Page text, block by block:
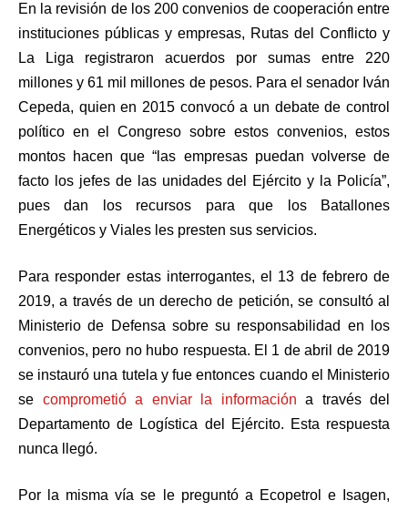
En la revisión de los 200 convenios de cooperación entre
instituciones públicas y empresas, Rutas del Conflicto y
La Liga registraron acuerdos por sumas entre 220
millones y 61 mil millones de pesos. Para el senador Iván
Cepeda, quien en 2015 convocó a un debate de control
político en el Congreso sobre estos convenios, estos
montos hacen que “las empresas puedan volverse de
facto los jefes de las unidades del Ejército y la Policía”,
pues dan los recursos para que los Batallones
Energéticos y Viales les presten sus servicios.
Para responder estas interrogantes, el 13 de febrero de
2019, a través de un derecho de petición, se consultó al
Ministerio de Defensa sobre su responsabilidad en los
convenios, pero no hubo respuesta. El 1 de abril de 2019
se instauró una tutela y fue entonces cuando el Ministerio
se comprometió a enviar la información a través del
Departamento de Logística del Ejército. Esta respuesta
nunca llegó.
Por la misma vía se le preguntó a Ecopetrol e Isagen,